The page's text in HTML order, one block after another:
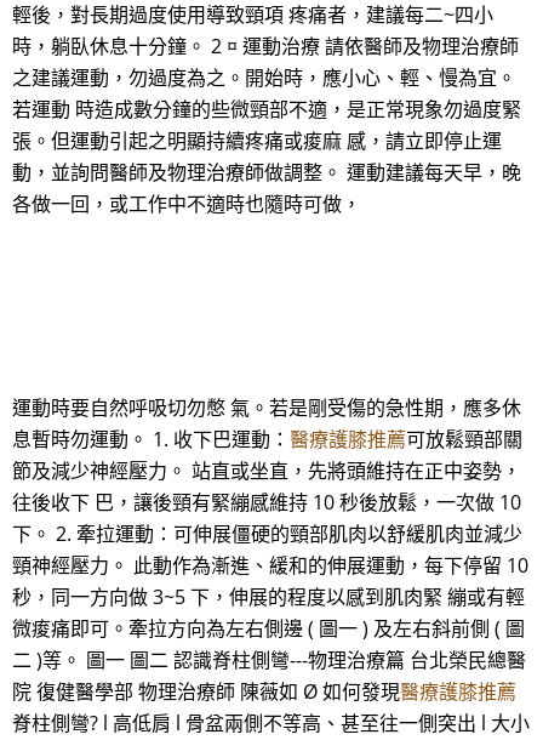
輕後，對長期過度使用導致頸項 疼痛者，建議每二~四小
時，躺臥休息十分鐘。 2 ¤ 運動治療 請依醫師及物理治療師
之建議運動，勿過度為之。開始時，應小心、輕、慢為宜。
若運動 時造成數分鐘的些微頸部不適，是正常現象勿過度緊
張。但運動引起之明顯持續疼痛或痠麻 感，請立即停止運
動，並詢問醫師及物理治療師做調整。 運動建議每天早，晚
各做一回，或工作中不適時也隨時可做，
運動時要自然呼吸切勿憋 氣。若是剛受傷的急性期，應多休
息暫時勿運動。 1. 收下巴運動： 醫療護膝推薦可放鬆頸部關
節及減少神經壓力。 站直或坐直，先將頭維持在正中姿勢，
往後收下 巴，讓後頸有緊繃感維持 10 秒後放鬆，一次做 10
下。 2. 牽拉運動：可伸展僵硬的頸部肌肉以舒緩肌肉並減少
頸神經壓力。 此動作為漸進、緩和的伸展運動，每下停留 10
秒，同一方向做 3~5 下，伸展的程度以感到肌肉緊 繃或有輕
微痠痛即可。牽拉方向為左右側邊 ( 圖一 ) 及左右斜前側 ( 圖
二 )等。 圖一 圖二 認識脊柱側彎---物理治療篇 台北榮民總醫
院 復健醫學部 物理治療師 陳薇如 Ø 如何發現醫療護膝推薦
脊柱側彎? l 高低肩 l 骨盆兩側不等高、甚至往一側突出 l 大小